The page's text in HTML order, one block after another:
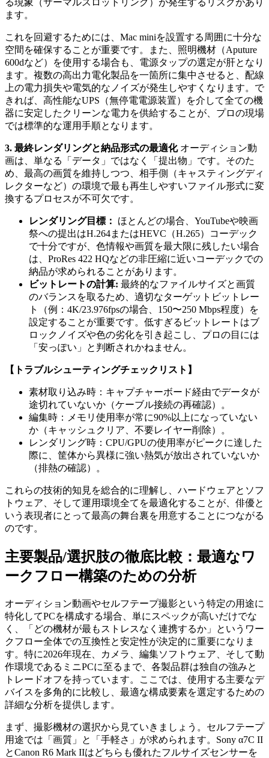
る現象（サーマルスロットリング）が発生するリスクがあり
ます。
これを回避するためには、Mac miniを設置する周囲に十分な
空間を確保することが重要です。また、照明機材（Aputure
600dなど）を使用する場合も、電源タップの選定が肝となり
ます。複数の高出力電化製品を一箇所に集中させると、配線
上の電力損失や電気的なノイズが発生しやすくなります。で
きれば、高性能なUPS（無停電電源装置）を介して全ての機
器に安定したクリーンな電力を供給することが、プロの現場
では標準的な運用手順となります。
3. 最終レンダリングと納品形式の最適化オーディション動
画は、単なる「データ」ではなく「提出物」です。そのた
め、最高の画質を維持しつつ、相手側（キャスティングディ
レクターなど）の環境で最も再生しやすいファイル形式に変
換するプロセスが不可欠です。
レンダリング目標：
ほとんどの場合、YouTubeや映画
祭への提出はH.264またはHEVC（H.265）コーデック
で十分ですが、色情報や画質を最大限に残したい場合
は、ProRes 422 HQなどの非圧縮に近いコーデックでの
納品が求められることがあります。
ビットレートの計算: 最終的なファイルサイズと画質
のバランスを取るため、適切なターゲットビットレー
ト（例：4K/23.976fpsの場合、150〜250 Mbps程度）を
設定することが重要です。低すぎるビットレートはブ
ロックノイズや色の劣化を引き起こし、プロの目には
「安っぽい」と判断されかねません。
【トラブルシューティングチェックリスト】
素材取り込み時：キャプチャーボード経由でデータが
途切れていないか（ケーブル接続の再確認）。
編集時：メモリ使用率が常に90%以上になっていない
か（キャッシュクリア、不要レイヤー削除）。
レンダリング時：CPU/GPUの使用率がピークに達した
際に、筐体から異様に強い熱気が放出されていないか
（排熱の確認）。
これらの技術的知見を総合的に理解し、ハードウェアとソフ
トウェア、そして運用環境全てを最適化することが、俳優と
いう表現者にとって最高の舞台裏を用意することにつながる
のです。
主要製品/選択肢の徹底比較：最適なワ
ークフロー構築のための分析
オーディション動画やセルフテープ撮影という特定の用途に
特化してPCを構成する場合、単にスペックが高いだけでな
く、「どの機材が最もストレスなく連携するか」というワー
クフロー全体での互換性と安定性が決定的に重要になりま
す。特に2026年現在、カメラ、編集ソフトウェア、そして動
作環境であるミニPCに至るまで、各製品群は独自の強みと
トレードオフを持っています。ここでは、使用する主要なデ
バイスを多角的に比較し、最適な構成要素を選定するための
詳細な分析を提供します。
まず、撮影機材の選択から見ていきましょう。セルフテープ
用途では「画質」と「手軽さ」が求められます。Sony α7C II
とCanon R6 Mark IIはどちらも優れたフルサイズセンサーを